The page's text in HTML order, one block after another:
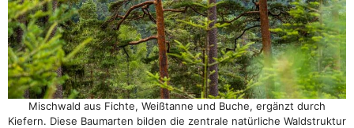
Mischwald aus Fichte, Weißtanne und Buche, ergänzt durch
Kiefern. Diese Baumarten bilden die zentrale natürliche Waldstruktur